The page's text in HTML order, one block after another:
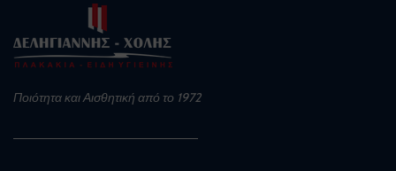
Ποιότητα και Αισθητική από το 1972